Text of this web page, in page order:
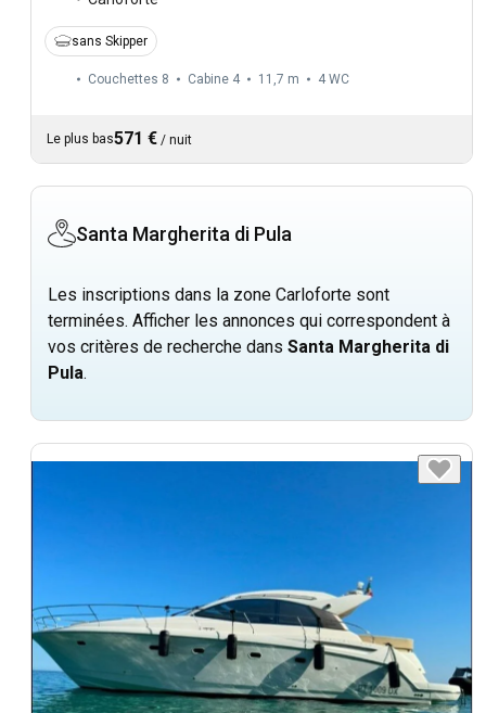
sans Skipper
Couchettes 8 Cabine 4 11,7 m 4 WC
Le plus bas571 € / nuit
Santa Margherita di Pula
Les inscriptions dans la zone Carloforte sont
terminées. Afficher les annonces qui correspondent à
vos critères de recherche dans Santa Margherita di
Pula.